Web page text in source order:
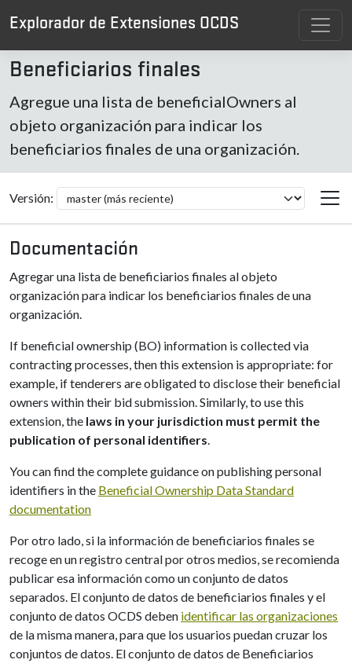
Explorador de Extensiones OCDS
Beneficiarios finales
Agregue una lista de beneficialOwners al
objeto organización para indicar los
beneficiarios finales de una organización.
Versión:
Documentación
Agregar una lista de beneficiarios finales al objeto
organización para indicar los beneficiarios finales de una
organización.
If beneficial ownership (BO) information is collected via
contracting processes, then this extension is appropriate: for
example, if tenderers are obligated to disclose their beneficial
owners within their bid submission. Similarly, to use this
extension, the laws in your jurisdiction must permit the
publication of personal identifiers.
You can find the complete guidance on publishing personal
identifiers in the Beneficial Ownership Data Standard
documentation
Por otro lado, si la información de beneficiarios finales se
recoge en un registro central por otros medios, se recomienda
publicar esa información como un conjunto de datos
separados. El conjunto de datos de beneficiarios finales y el
conjunto de datos OCDS deben identificar las organizaciones
de la misma manera, para que los usuarios puedan cruzar los
conjuntos de datos. El conjunto de datos de Beneficiarios